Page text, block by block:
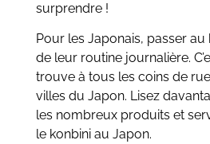
surprendre !
Pour les Japonais, passer
de leur routine journalière.
trouve à tous les coins de
villes du Japon. Lisez
les nombreux produits et
le konbini au Japon.